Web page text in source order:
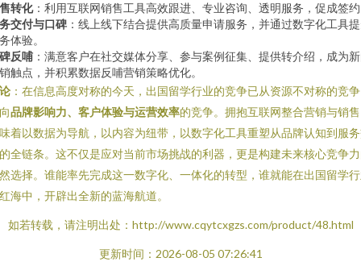
转化：利用互联网销售工具高效跟进、专业咨询、透明服务，促成签
交付与口碑 ：线上线下结合提供高质量申请服务，并通过数字化工具
体验。
反哺 ：满意客户在社交媒体分享、参与案例征集、提供转介绍，成为
触点，并积累数据反哺营销策略优化。
：在信息高度对称的今天，出国留学行业的竞争已从资源不对称的竞
品牌影响力、客户体验与运营效率的竞争。拥抱互联网整合营销与销
着以数据为导航，以内容为纽带，以数字化工具重塑从品牌认知到服
全链条。这不仅是应对当前市场挑战的利器，更是构建未来核心竞争
选择。谁能率先完成这一数字化、一体化的转型，谁就能在出国留学
海中，开辟出全新的蓝海航道。
如若转载，请注明出处：http://www.cqytcxgzs.com/product/48.html
更新时间：2026-08-05 07:26:41